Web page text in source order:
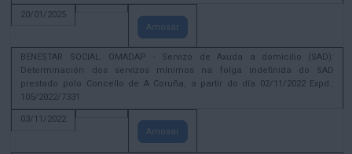
20/01/2025
Amosar
BENESTAR SOCIAL. OMADAP - Servizo de Axuda a domicilio (SAD):
Determinación dos servizos mínimos na folga indefinida do SAD
prestado polo Concello de A Coruña, a partir do día 02/11/2022 Expd.:
105/2022/7331
03/11/2022
Amosar